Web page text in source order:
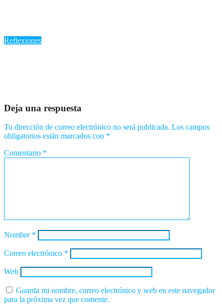
Reflexiones
Deja una respuesta
Tu dirección de correo electrónico no será publicada. Los campos
obligatorios están marcados con *
Comentario *
Nombre *
Correo electrónico *
Web
Guarda mi nombre, correo electrónico y web en este navegador
para la próxima vez que comente.